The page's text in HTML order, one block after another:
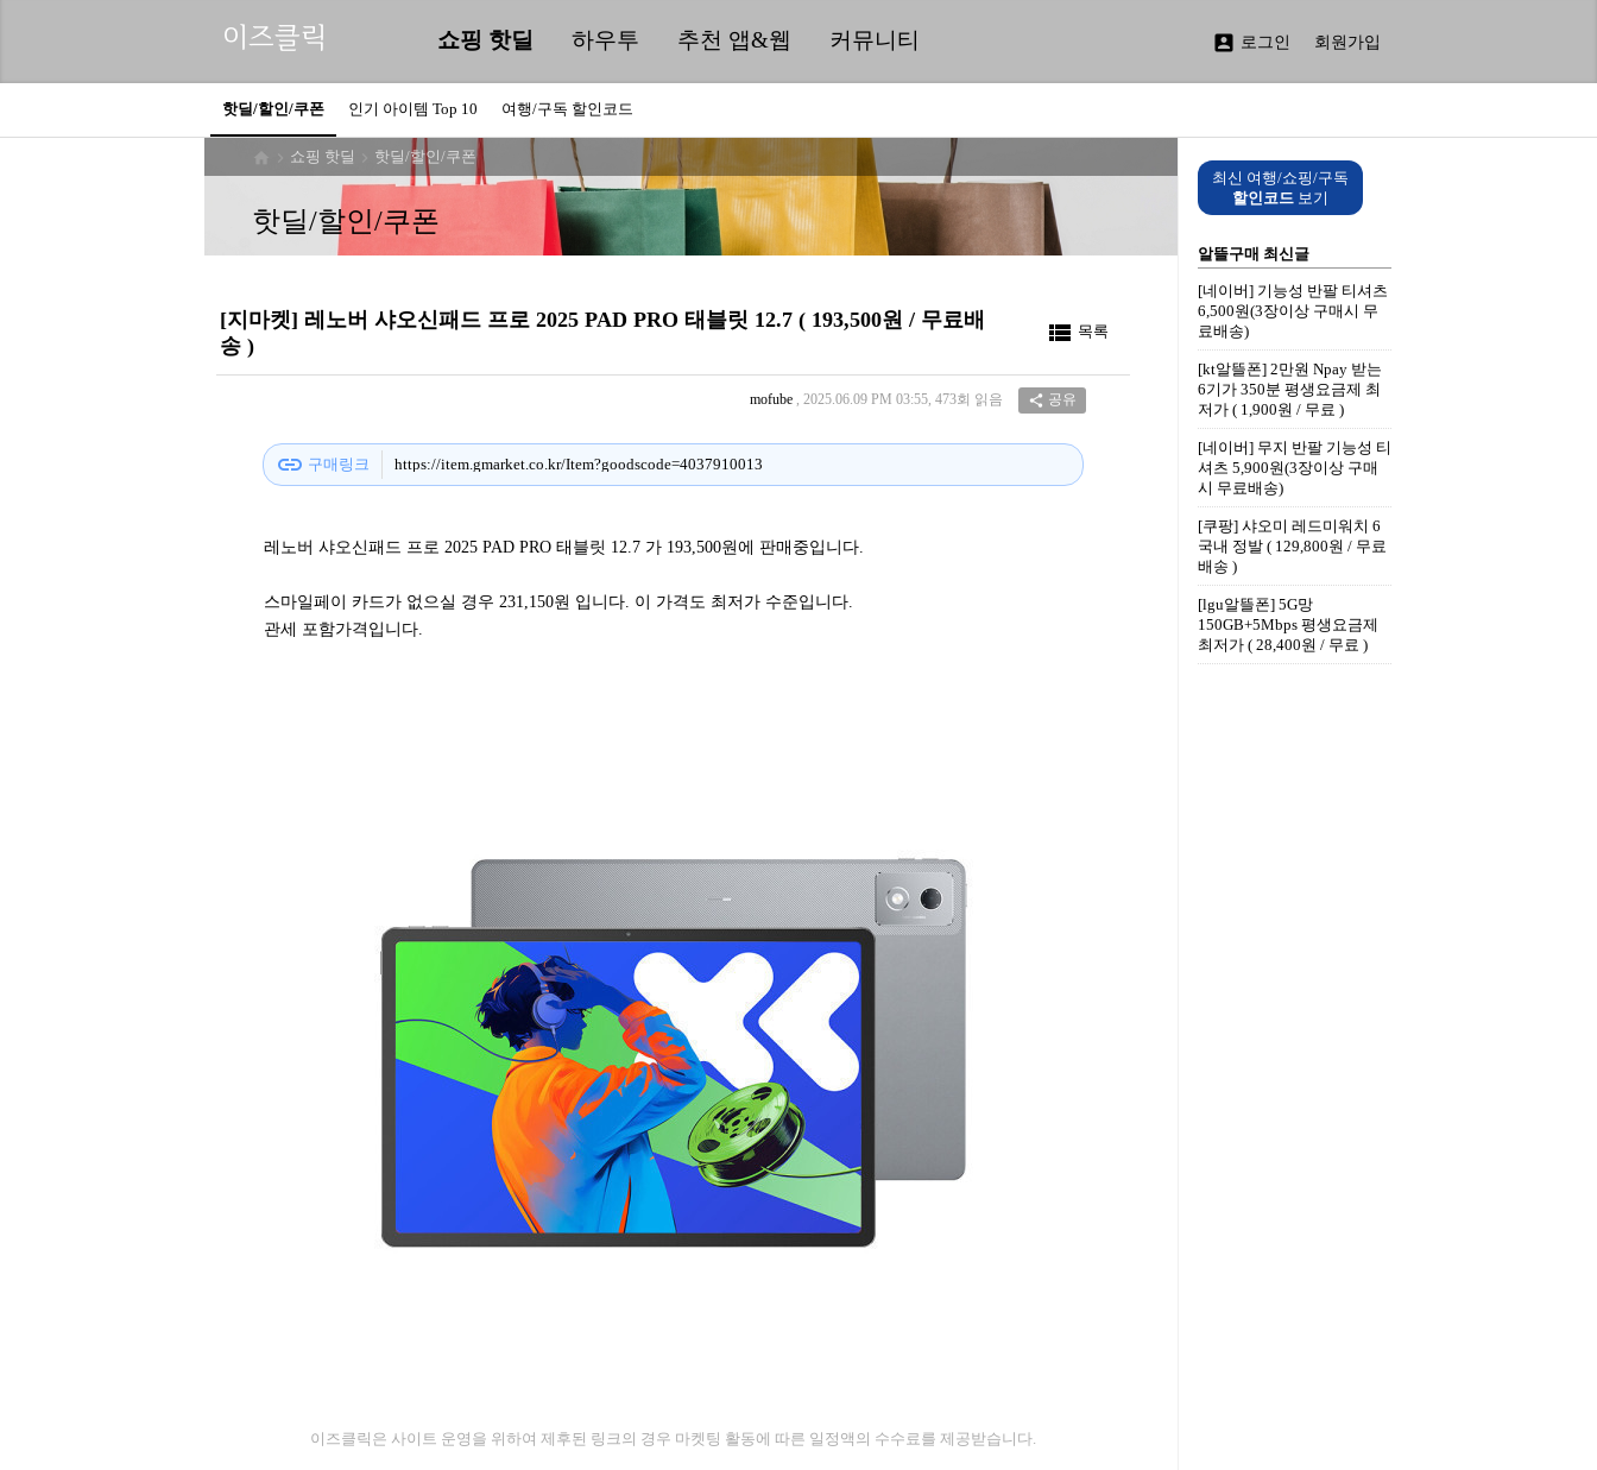
이즈클릭 쇼핑 핫딜 하우투 추천 앱&웹 커뮤니티  로그인 회원가입
핫딜/할인/쿠폰 인기 아이템 Top 10 여행/구독 할인코드
쇼핑 핫딜 핫딜/할인/쿠폰
핫딜/할인/쿠폰
[지마켓] 레노버 샤오신패드 프로 2025 PAD PRO 태블릿 12.7 ( 193,500원 / 무료배
송 )
 목록
mofube , 2025.06.09 PM 03:55, 473회 읽음  공유
link 구매링크 https://item.gmarket.co.kr/Item?goodscode=4037910013
레노버 샤오신패드 프로 2025 PAD PRO 태블릿 12.7 가 193,500원에 판매중입니다.
스마일페이 카드가 없으실 경우 231,150원 입니다. 이 가격도 최저가 수준입니다.
관세 포함가격입니다.
이즈클릭은 사이트 운영을 위하여 제후된 링크의 경우 마켓팅 활동에 따른 일정액의 수수료를 제공받습니다.
최신 여행/쇼핑/구독
할인코드보기
알뜰구매 최신글
[네이버] 기능성 반팔 티셔츠
6,500원(3장이상 구매시 무
료배송)
[kt알뜰폰] 2만원 Npay 받는
6기가 350분 평생요금제 최
저가 ( 1,900원 / 무료 )
[네이버] 무지 반팔 기능성 티
셔츠 5,900원(3장이상 구매
시 무료배송)
[쿠팡] 샤오미 레드미워치 6
국내 정발 ( 129,800원 / 무료
배송 )
[lgu알뜰폰] 5G망
150GB+5Mbps 평생요금제
최저가 ( 28,400원 / 무료 )